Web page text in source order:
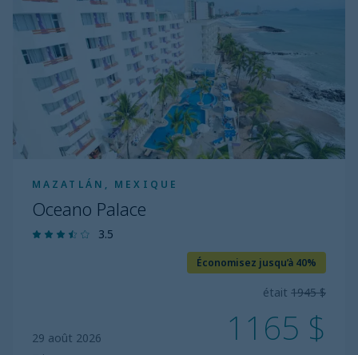
MAZATLÁN, MEXIQUE
Oceano Palace
3.5
29 août 2026
Économisez jusqu’à 40%
était 1945 $
1165 $